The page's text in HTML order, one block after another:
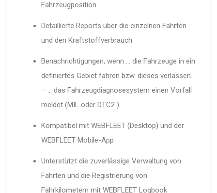
Fahrzeugposition
Detaillierte Reports über die einzelnen Fahrten
und den Kraftstoffverbrauch
Benachrichtigungen, wenn … die Fahrzeuge in ein
definiertes Gebiet fahren bzw. dieses verlassen.
– … das Fahrzeugdiagnosesystem einen Vorfall
meldet (MIL oder DTC2 ).
Kompatibel mit WEBFLEET (Desktop) und der
WEBFLEET Mobile-App
Unterstützt die zuverlässige Verwaltung von
Fahrten und die Registrierung von
Fahrkilometern mit WEBFLEET Logbook